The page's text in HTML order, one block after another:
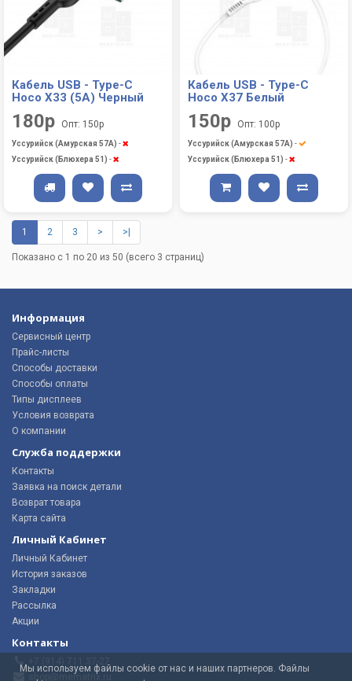
Кабель USB - Type-C
Hoco X33 (5A) Черный
180р Опт: 150р
Уссурийск (Амурская 57А) -
Уссурийск (Блюхера 51) -
Кабель USB - Type-C
Hoco X37 Белый
150р Опт: 100р
Уссурийск (Амурская 57А) -
Уссурийск (Блюхера 51) -
1 2 3 > >|
Показано с 1 по 20 из 50 (всего 3 страниц)
Информация
Сервисный центр
Прайс-листы
Способы доставки
Способы оплаты
Типы дисплеев
Условия возврата
О компании
Служба поддержки
Контакты
Заявка на поиск детали
Возврат товара
Карта сайта
Личный Кабинет
Личный Кабинет
История заказов
Закладки
Рассылка
Акции
Контакты
+7 (914) 711 37-27
shop@mematrix.ru
Мы используем файлы cookie от нас и наших партнеров. Файлы